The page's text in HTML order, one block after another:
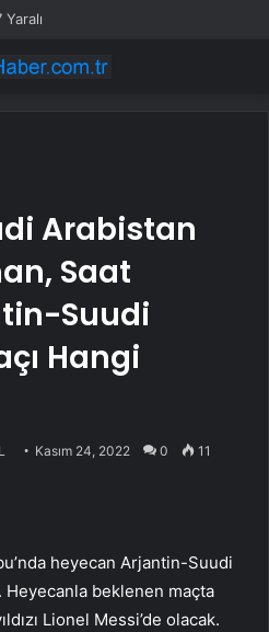
Arabistan
Saat
Suudi
Hangi
Kasım 24, 2022 0 11
heyecan Arjantin-Suudi
Heyecanla beklenen maçta
Lionel Messi’de olacak.